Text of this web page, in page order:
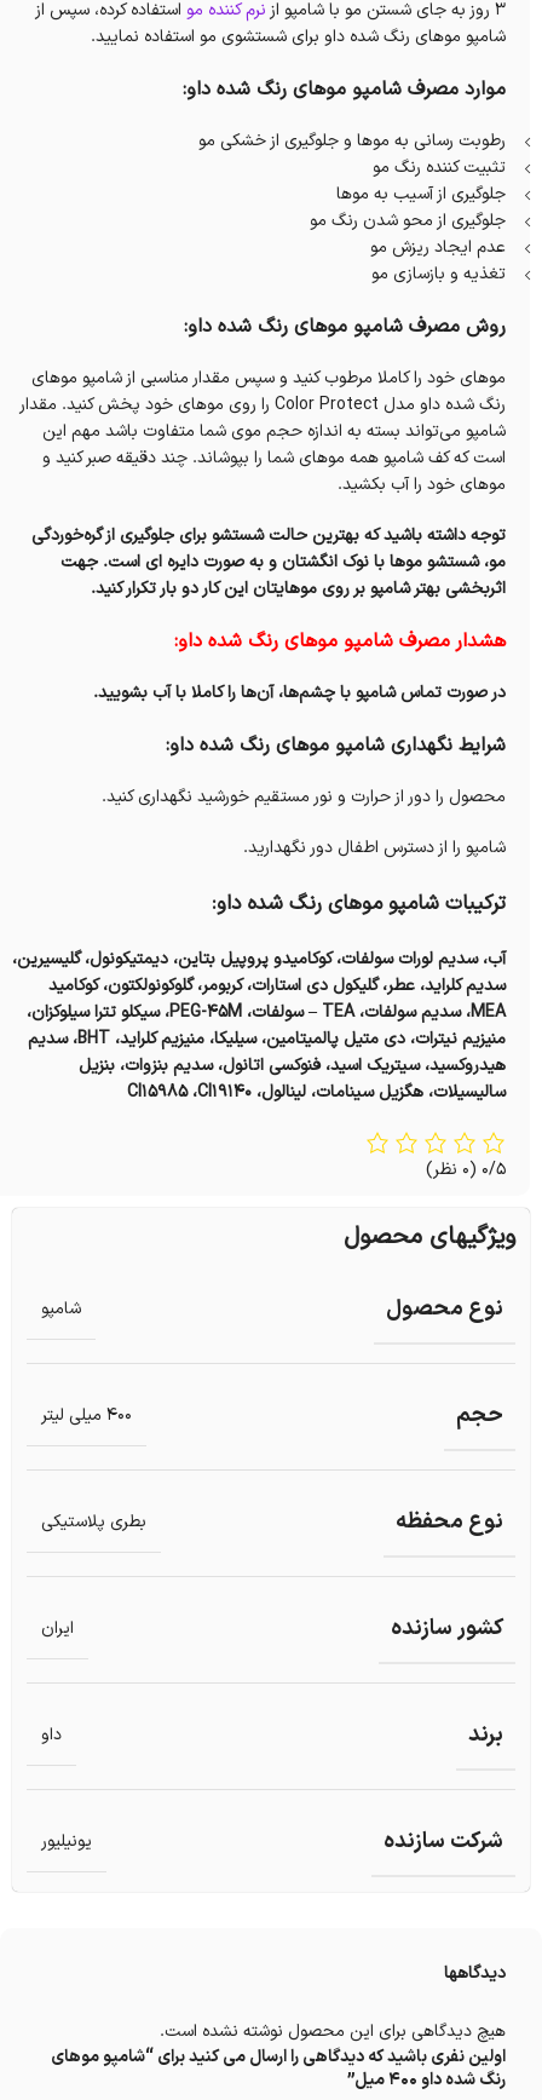
۳ روز به جای شستن مو با شامپو از نرم کننده مو استفاده کرده، سپس از
شامپو موهای رنگ شده داو برای شستشوی مو استفاده نمایید.
موارد مصرف شامپو موهای رنگ شده داو:
رطوبت رسانی به موها و جلوگیری از خشکی مو
تثبیت کننده رنگ مو
جلوگیری از آسیب به موها
جلوگیری از محو شدن رنگ مو
عدم ایجاد ریزش مو
تغذیه و بازسازی مو
روش مصرف شامپو موهای رنگ شده داو:
موهای خود را کاملا مرطوب کنید و سپس مقدار مناسبی از شامپو موهای
رنگ شده داو مدل Color Protect را روی موهای خود پخش کنید. مقدار
شامپو می‌تواند بسته به اندازه حجم موی شما متفاوت باشد مهم این
است که کف شامپو همه موهای شما را بپوشاند. چند دقیقه صبر کنید و
موهای خود را آب بکشید.
توجه داشته باشید که بهترین حالت شستشو برای جلوگیری از گره‌خوردگی
مو، شستشو موها با نوک انگشتان و به صورت دایره ای است. جهت
اثربخشی بهتر شامپو بر روی موهایتان این کار دو بار تکرار کنید.
هشدار مصرف شامپو موهای رنگ شده داو:
در صورت تماس شامپو با چشم‌ها، آن‌ها را کاملا با آب بشویید.
شرایط نگهداری شامپو موهای رنگ شده داو:
محصول را دور از حرارت و نور مستقیم خورشید نگهداری کنید.
شامپو را از دسترس اطفال دور نگهدارید.
ترکیبات شامپو موهای رنگ شده داو:
آب، سدیم لورات سولفات، کوکامیدو پروپیل بتاین، دیمتیکونول، گلیسیرین،
سدیم کلراید، عطر، گلیکول دی استارات، کربومر، گلوکونولکتون، کوکامید
MEA، سدیم سولفات، TEA – سولفات، PEG-45M، سیکلو تترا سیلوکزان،
منیزیم نیترات، دی متیل پالمیتامین، سیلیکا، منیزیم کلراید، BHT، سدیم
هیدروکسید، سیتریک اسید، فنوکسی اتانول، سدیم بنزوات، بنزیل
سالیسیلات، هگزیل سینامات، لینالول، CI15985 ،CI19140
0/5 (0 نظر)
ویژگیهای محصول
نوع محصول شامپو
حجم 400 میلی لیتر
نوع محفظه بطری پلاستیکی
کشور سازنده ایران
برند داو
شرکت سازنده یونیلیور
دیدگاهها
هیچ دیدگاهی برای این محصول نوشته نشده است.
اولین نفری باشید که دیدگاهی را ارسال می کنید برای “شامپو موهای
رنگ شده داو 400 میل”